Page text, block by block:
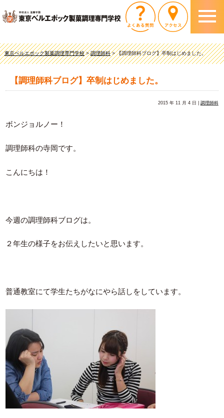
東京ベルエポック製菓調理専門学校>調理師科>【調理師科ブログ】卒制はじめました。
【調理師科ブログ】卒制はじめました。
2015 年 11 月 4 日 | 調理師科
ボンジョルノー！
調理師科の寺岡です。
こんにちは！
今週の調理師科ブログは。
２年生の様子をお伝えしたいと思います。
普通教室にて学生たちがなにやら話しをしています。